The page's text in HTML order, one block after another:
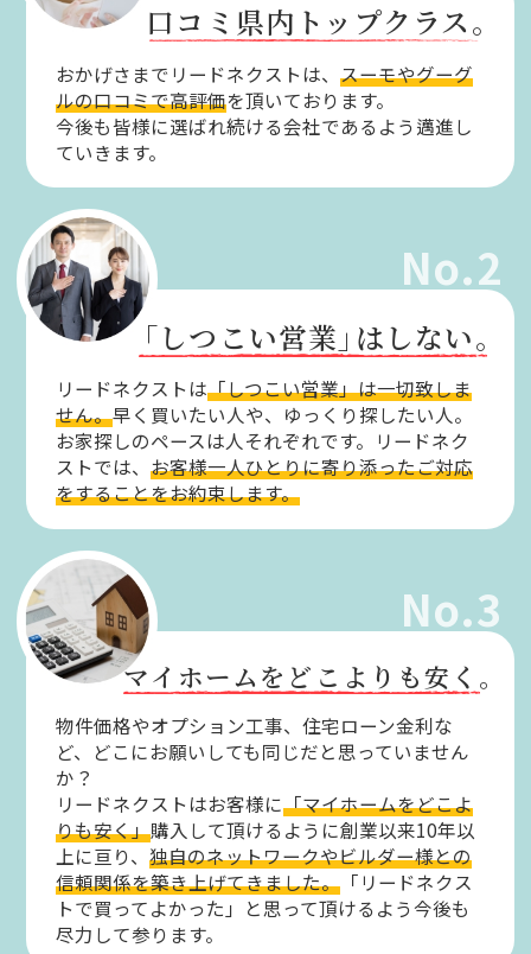
口コミ県内トップクラス。
おかげさまでリードネクストは、スーモやグーグ
ルの口コミで高評価を頂いております。
今後も皆様に選ばれ続ける会社であるよう邁進し
ていきます。
No.2
「しつこい営業」はしない。
リードネクストは「しつこい営業」は一切致しま
せん。早く買いたい人や、ゆっくり探したい人。
お家探しのペースは人それぞれです。リードネク
ストでは、お客様一人ひとりに寄り添ったご対応
をすることをお約束します。
No.3
マイホームをどこよりも安く。
物件価格やオプション工事、住宅ローン金利な
ど、どこにお願いしても同じだと思っていません
か？
リードネクストはお客様に「マイホームをどこよ
りも安く」購入して頂けるように創業以来10年以
上に亘り、独自のネットワークやビルダー様との
信頼関係を築き上げてきました。 「リードネクス
トで買ってよかった」と思って頂けるよう今後も
尽力して参ります。